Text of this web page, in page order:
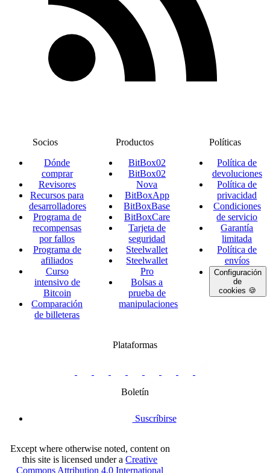
Socios
Dónde
comprar
Revisores
Recursos para
desarrolladores
Programa de
recompensas
por fallos
Programa de
afiliados
Curso
intensivo de
Bitcoin
Comparación
de billeteras
Productos
BitBox02
BitBox02
Nova
BitBoxApp
BitBoxBase
BitBoxCare
Tarjeta de
seguridad
Steelwallet
Steelwallet
Pro
Bolsas a
prueba de
manipulaciones
Políticas
Política de
devoluciones
Política de
privacidad
Condiciones
de servicio
Garantía
limitada
Política de
envíos
Configuración
de
cookies 🍪
Plataformas
swiss
group
Boletín
Suscríbirse
Except where otherwise noted, content on
this site is licensed under aCreative
Commons Attribution 4.0 International